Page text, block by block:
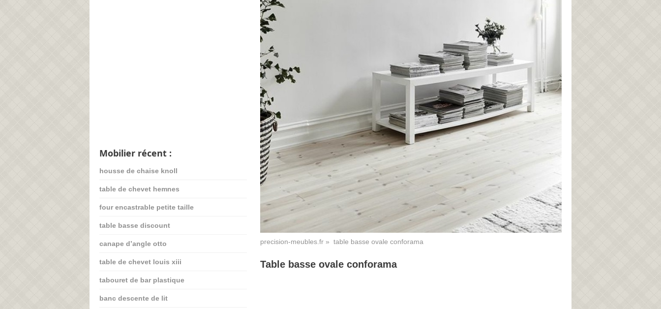
precision-meubles.fr» table basse ovale conforama
Table basse ovale conforama
Mobilier récent :
housse de chaise knoll
table de chevet hemnes
four encastrable petite taille
table basse discount
canape d’angle otto
table de chevet louis xiii
tabouret de bar plastique
banc descente de lit